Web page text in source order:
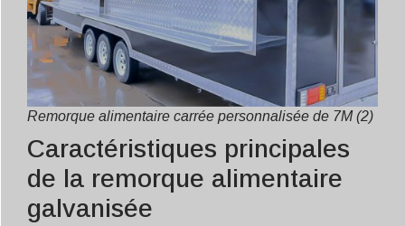
Remorque alimentaire carrée personnalisée de 7M (2)
Caractéristiques principales
de la remorque alimentaire
galvanisée